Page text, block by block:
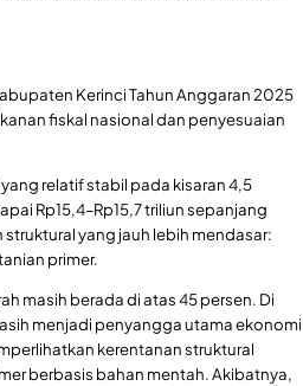
Kerinci Tahun Anggaran 2025
fiskal nasional dan penyesuaian
relatif stabil pada kisaran 4,5
Rp15,4–Rp15,7 triliun sepanjang
yang jauh lebih mendasar:
primer.
masih berada di atas 45 persen. Di
menjadi penyangga utama ekonomi
kerentanan struktural
berbasis bahan mentah. Akibatnya,